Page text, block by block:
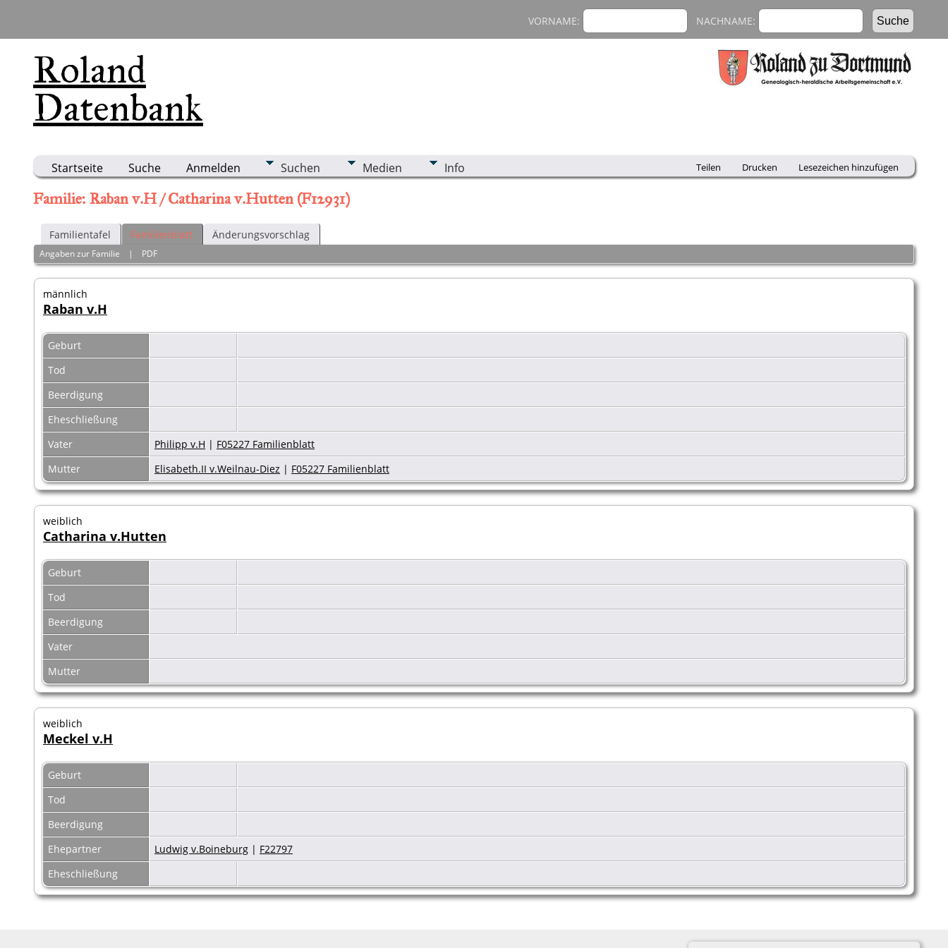
Roland
Datenbank
VORNAME: NACHNAME:
Startseite Suche Anmelden Suchen Medien Info Teilen Drucken Lesezeichen hinzufügen
Familie: Raban v.H / Catharina v.Hutten (F12931)
Familientafel Familienblatt Änderungsvorschlag
Angaben zur Familie | PDF
männlich
Raban v.H
Geburt
Tod
Beerdigung
Eheschließung
Vater
Philipp v.H | F05227 Familienblatt
Mutter
Elisabeth.II v.Weilnau-Diez | F05227 Familienblatt
weiblich
Catharina v.Hutten
Geburt
Tod
Beerdigung
Vater
Mutter
weiblich
Meckel v.H
Geburt
Tod
Beerdigung
Ehepartner
Ludwig v.Boineburg | F22797
Eheschließung